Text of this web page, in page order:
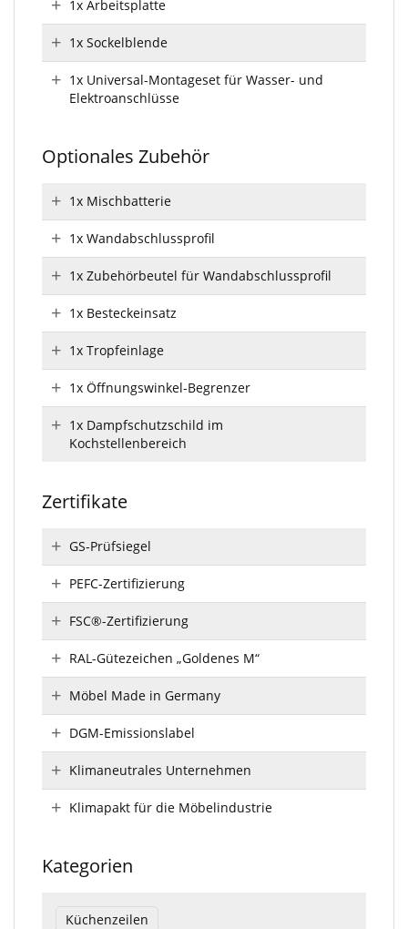
1x Arbeitsplatte
1x Sockelblende
1x Universal-Montageset für Wasser- und
Elektroanschlüsse
Optionales Zubehör
1x Mischbatterie
1x Wandabschlussprofil
1x Zubehörbeutel für Wandabschlussprofil
1x Besteckeinsatz
1x Tropfeinlage
1x Öffnungswinkel-Begrenzer
1x Dampfschutzschild im
Kochstellenbereich
Zertifikate
GS-Prüfsiegel
PEFC-Zertifizierung
FSC®-Zertifizierung
RAL-Gütezeichen „Goldenes M“
Möbel Made in Germany
DGM-Emissionslabel
Klimaneutrales Unternehmen
Klimapakt für die Möbelindustrie
Kategorien
Küchenzeilen